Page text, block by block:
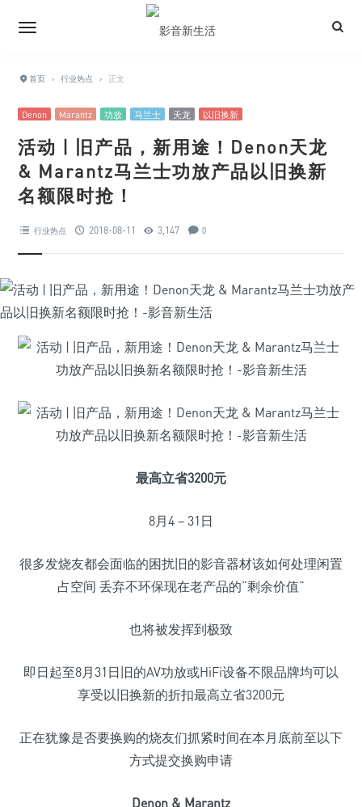
首页 › 行业热点 › 正文
Denon Marantz 功放 马兰士 天龙 以旧换新
活动 | 旧产品，新用途！Denon天龙
& Marantz马兰士功放产品以旧换新
名额限时抢！
行业热点 2018-08-11 3,147 0
最高立省3200元
8月4 – 31日
很多发烧友都会面临的困扰旧的影音器材该如何处理闲置
占空间 丢弃不环保现在老产品的“剩余价值”
也将被发挥到极致
即日起至8月31日旧的AV功放或HiFi设备不限品牌均可以
享受以旧换新的折扣最高立省3200元
正在犹豫是否要换购的烧友们抓紧时间在本月底前至以下
方式提交换购申请
Denon & Marantz